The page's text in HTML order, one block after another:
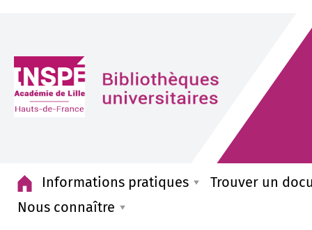
Accueil
Informations pratiques
Trouver un
Nous connaître